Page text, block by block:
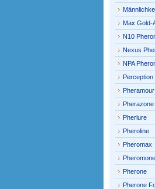
Max Gold-
N10
Nexus
NPA
Perception
Pheramour
Pherazone
Pherlure
Pheroline
Pheromax
Pherone
Pherone